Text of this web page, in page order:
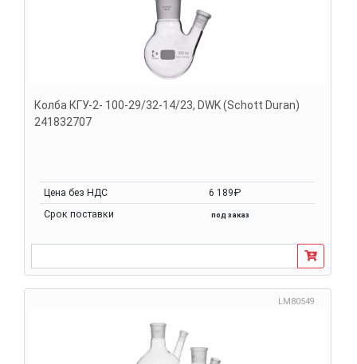
Колба КГУ-2- 100-29/32-14/23, DWK (Schott Duran)
241832707
Цена без НДС
6 189₽
Срок поставки
под заказ
LM80549